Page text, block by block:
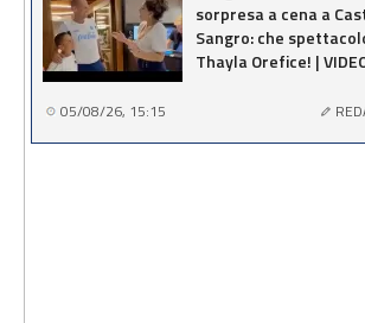
sorpresa a cena a
Sangro: che
Thayla Orefice! |
05/08/26, 15:15